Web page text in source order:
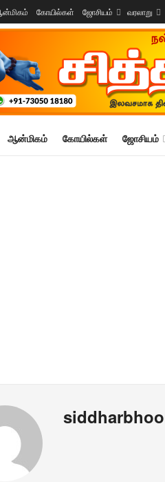
கோயில்கள் ஜோசியம் வரலாறு
ஆன்மிகம் கோயில்கள் ஜோசியம்